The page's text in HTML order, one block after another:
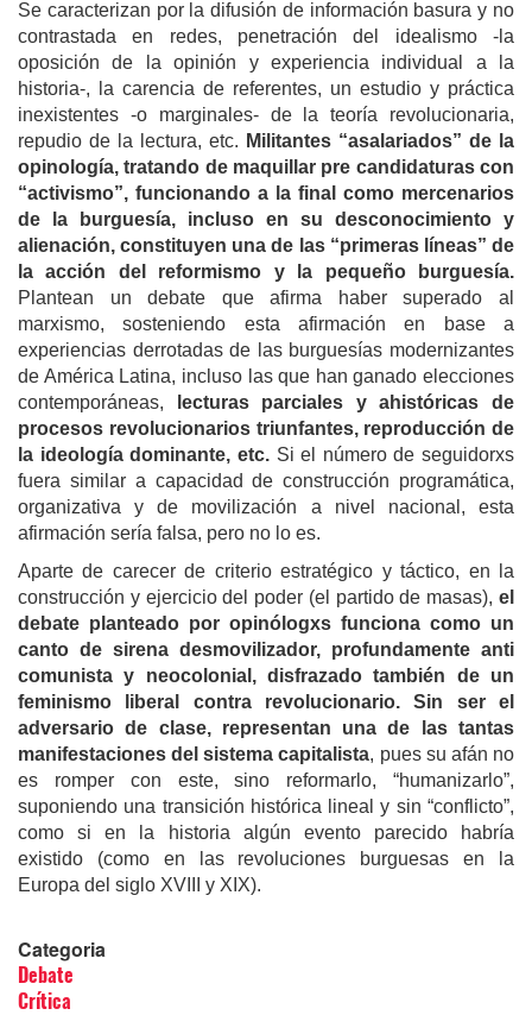
Se caracterizan por la difusión de información basura y no
contrastada en redes, penetración del idealismo -la
oposición de la opinión y experiencia individual a la
historia-, la carencia de referentes, un estudio y práctica
inexistentes -o marginales- de la teoría revolucionaria,
repudio de la lectura, etc. Militantes “asalariados” de la
opinología, tratando de maquillar pre candidaturas con
“activismo”, funcionando a la final como mercenarios
de la burguesía, incluso en su desconocimiento y
alienación, constituyen una de las “primeras líneas” de
la acción del reformismo y la pequeño burguesía.
Plantean un debate que afirma haber superado al
marxismo, sosteniendo esta afirmación en base a
experiencias derrotadas de las burguesías modernizantes
de América Latina, incluso las que han ganado elecciones
contemporáneas, lecturas parciales y ahistóricas de
procesos revolucionarios triunfantes, reproducción de
la ideología dominante, etc. Si el número de seguidorxs
fuera similar a capacidad de construcción programática,
organizativa y de movilización a nivel nacional, esta
afirmación sería falsa, pero no lo es.
Aparte de carecer de criterio estratégico y táctico, en la
construcción y ejercicio del poder (el partido de masas), el
debate planteado por opinólogxs funciona como un
canto de sirena desmovilizador, profundamente anti
comunista y neocolonial, disfrazado también de un
feminismo liberal contra revolucionario.
Sin ser el
adversario de clase, representan una de las tantas
manifestaciones del sistema capitalista, pues su afán no
es romper con este, sino reformarlo, “humanizarlo”,
suponiendo una transición histórica lineal y sin “conflicto”,
como si en la historia algún evento parecido habría
existido (como en las revoluciones burguesas en la
Europa del siglo XVIII y XIX).
Categoria
Debate
Crítica